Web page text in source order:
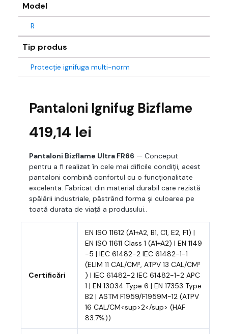
Model
R
Tip produs
Protecție ignifuga multi-norm
Pantaloni Ignifug Bizflame
419,14 lei
Pantaloni Bizflame Ultra FR66 — Conceput
pentru a fi realizat în cele mai dificile condiții, acest
pantaloni combină confortul cu o funcționalitate
excelenta. Fabricat din material durabil care rezistă
spălării industriale, păstrând forma și culoarea pe
toată durata de viață a produsului..
Certificări
EN ISO 11612 (A1+A2, B1, C1, E2, F1) |
EN ISO 11611 Class 1 (A1+A2) | EN 1149
-5 | IEC 61482-2 IEC 61482-1-1
(ELIM 11 CAL/CM², ATPV 13 CAL/CM²
) | IEC 61482-2 IEC 61482-1-2 APC
1 | EN 13034 Type 6 | EN 17353 Type
B2 | ASTM F1959/F1959M-12 (ATPV
16 CAL/CM<sup>2</sup> (HAF
83.7%))